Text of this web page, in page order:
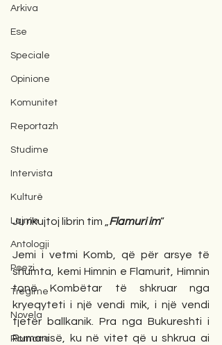
Arkiva
Ese
Speciale
Opinione
Komunitet
Reportazh
Studime
Intervista
Kulturë
Lajme
Antologji
Poezi
Tregime
Novela
Romane
Ju rikujtoj librin tim „Flamuri im“
Jemi i vetmi Komb, që për arsye të
shumta, kemi Himnin e Flamurit, Himnin
tonë Kombëtar të shkruar nga
kryeqyteti i një vendi mik, i një vendi
tjetër ballkanik. Pra nga Bukureshti i
Rumanisë, ku në vitet që u shkrua ai